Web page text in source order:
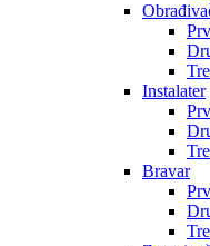
Instalater
Bravar